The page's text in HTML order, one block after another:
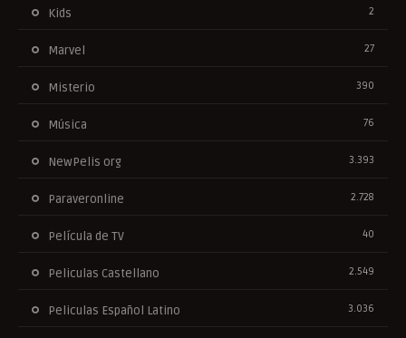
Kids 2
Marvel 27
Misterio 390
Música 76
NewPelis org 3.393
Paraveronline 2.728
Película de TV 40
Peliculas Castellano 2.549
Peliculas Español Latino 3.036